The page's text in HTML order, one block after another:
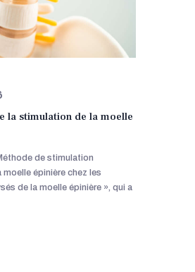
la stimulation de la moelle
de stimulation
moelle épinière chez les
de la moelle épinière », qui a